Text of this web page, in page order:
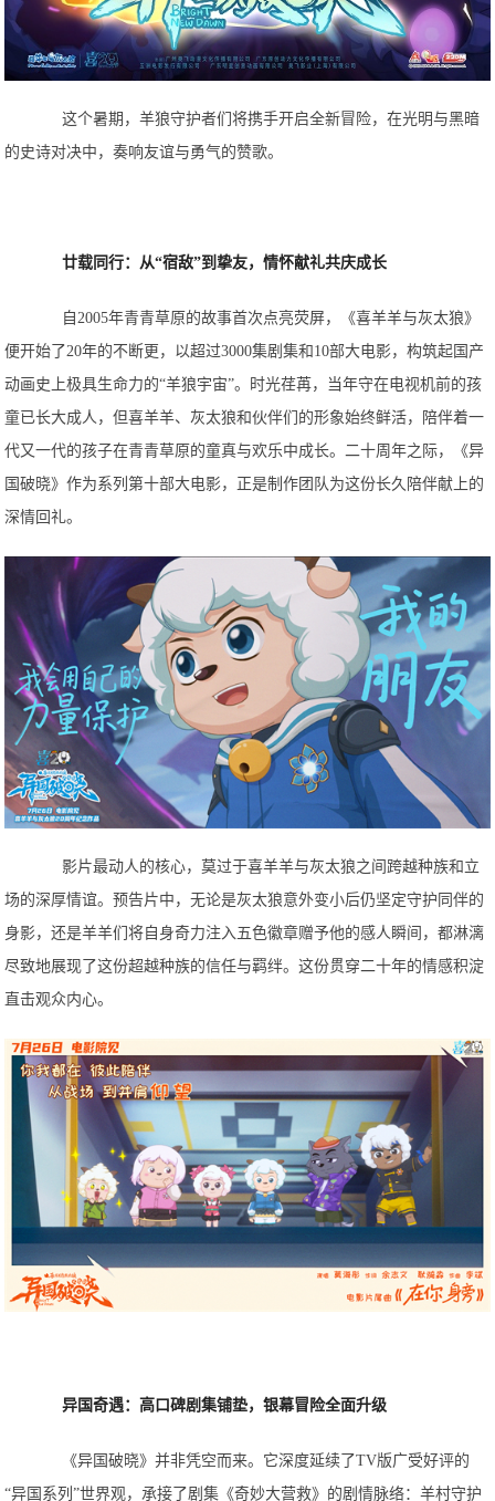
这个暑期，羊狼守护者们将携手开启全新冒险，在光明与黑暗
的史诗对决中，奏响友谊与勇气的赞歌。
廿载同行：从“宿敌”到挚友，情怀献礼共庆成长
自2005年青青草原的故事首次点亮荧屏，《喜羊羊与灰太狼》
便开始了20年的不断更，以超过3000集剧集和10部大电影，构筑起国产
动画史上极具生命力的“羊狼宇宙”。时光荏苒，当年守在电视机前的孩
童已长大成人，但喜羊羊、灰太狼和伙伴们的形象始终鲜活，陪伴着一
代又一代的孩子在青青草原的童真与欢乐中成长。二十周年之际，《异
国破晓》作为系列第十部大电影，正是制作团队为这份长久陪伴献上的
深情回礼。
影片最动人的核心，莫过于喜羊羊与灰太狼之间跨越种族和立
场的深厚情谊。预告片中，无论是灰太狼意外变小后仍坚定守护同伴的
身影，还是羊羊们将自身奇力注入五色徽章赠予他的感人瞬间，都淋漓
尽致地展现了这份超越种族的信任与羁绊。这份贯穿二十年的情感积淀
直击观众内心。
异国奇遇：高口碑剧集铺垫，银幕冒险全面升级
《异国破晓》并非凭空而来。它深度延续了TV版广受好评的
“异国系列”世界观，承接了剧集《奇妙大营救》的剧情脉络：羊村守护